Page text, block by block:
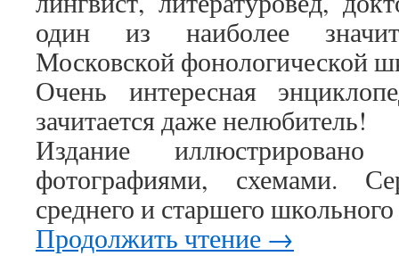
один из наиболее
Московской фонологической
Очень интересная
зачитается даже нелюбитель!
Издание
фотографиями, схемами.
среднего и старшего школьного
Продолжить чтение →